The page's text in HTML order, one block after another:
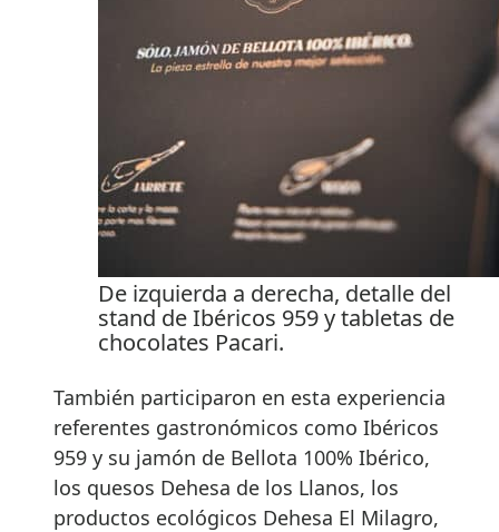
De izquierda a derecha, detalle del
stand de Ibéricos 959 y tabletas de
chocolates Pacari.
También participaron en esta experiencia
referentes gastronómicos como Ibéricos
959 y su jamón de Bellota 100% Ibérico,
los quesos Dehesa de los Llanos, los
productos ecológicos Dehesa El Milagro,